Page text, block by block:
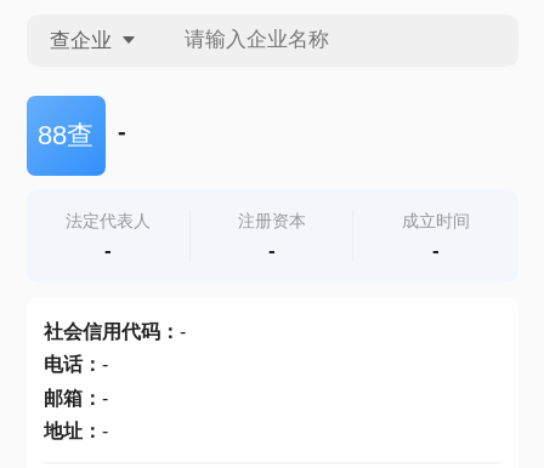
查企业
查企业
查产地
88查 -
法定代表人
-
注册资本
-
成立时间
-
社会信用代码： -
电话： -
邮箱： -
地址： -